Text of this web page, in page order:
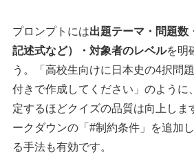
プロンプトには出題テーマ・問題数
記述式など）・対象者のレベルを明
う。「高校生向けに日本史の4択問
付きで作成してください」のように
定するほどクイズの品質は向上しま
ークダウンの「#制約条件」を追加
る手法も有効です。